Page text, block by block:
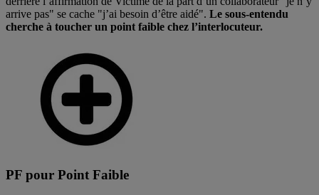
arrive pas" se cache "j’ai besoin d’être aidé". Le sous-entendu
cherche à toucher un point faible chez l’interlocuteur.
PF pour Point Faible